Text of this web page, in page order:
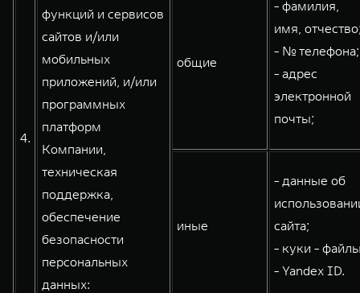
4.
функций и сервисов
сайтов и/или
мобильных
приложений, и/или
программных
платформ
Компании,
техническая
поддержка,
обеспечение
безопасности
персональных
данных:
общие
- фамилия,
имя,
- № телефона;
- адрес
электронной
почты;
иные
- данные об
сайта;
- куки -
- Yandex ID.